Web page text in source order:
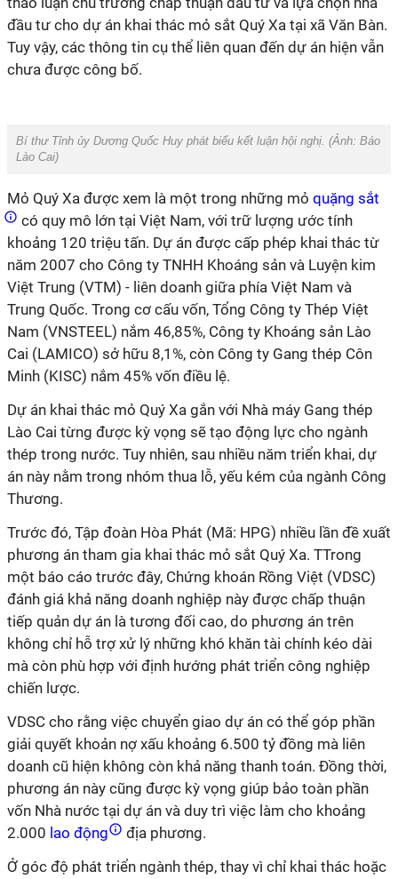
đầu tư cho dự án khai thác mỏ sắt Quý Xa tại xã Văn Bàn.
Tuy vậy, các thông tin cụ thể liên quan đến dự án hiện vẫn
chưa được công bố.
Bí thư Tỉnh ủy Dương Quốc Huy phát biểu kết luận hội nghị. (Ảnh: Báo
Lào Cai)
Mỏ Quý Xa được xem là một trong những mỏ quặng sắt
có quy mô lớn tại Việt Nam, với trữ lượng ước tính
khoảng 120 triệu tấn. Dự án được cấp phép khai thác từ
năm 2007 cho Công ty TNHH Khoáng sản và Luyện kim
Việt Trung (VTM) - liên doanh giữa phía Việt Nam và
Trung Quốc. Trong cơ cấu vốn, Tổng Công ty Thép Việt
Nam (VNSTEEL) nắm 46,85%, Công ty Khoáng sản Lào
Cai (LAMICO) sở hữu 8,1%, còn Công ty Gang thép Côn
Minh (KISC) nắm 45% vốn điều lệ.
Dự án khai thác mỏ Quý Xa gắn với Nhà máy Gang thép
Lào Cai từng được kỳ vọng sẽ tạo động lực cho ngành
thép trong nước. Tuy nhiên, sau nhiều năm triển khai, dự
án này nằm trong nhóm thua lỗ, yếu kém của ngành Công
Thương.
Trước đó, Tập đoàn Hòa Phát (Mã: HPG) nhiều lần đề xuất
phương án tham gia khai thác mỏ sắt Quý Xa. TTrong
một báo cáo trước đây, Chứng khoán Rồng Việt (VDSC)
đánh giá khả năng doanh nghiệp này được chấp thuận
tiếp quản dự án là tương đối cao, do phương án trên
không chỉ hỗ trợ xử lý những khó khăn tài chính kéo dài
mà còn phù hợp với định hướng phát triển công nghiệp
chiến lược.
VDSC cho rằng việc chuyển giao dự án có thể góp phần
giải quyết khoản nợ xấu khoảng 6.500 tỷ đồng mà liên
doanh cũ hiện không còn khả năng thanh toán. Đồng thời,
phương án này cũng được kỳ vọng giúp bảo toàn phần
vốn Nhà nước tại dự án và duy trì việc làm cho khoảng
2.000 lao động
địa phương.
Ở góc độ phát triển ngành thép, thay vì chỉ khai thác hoặc